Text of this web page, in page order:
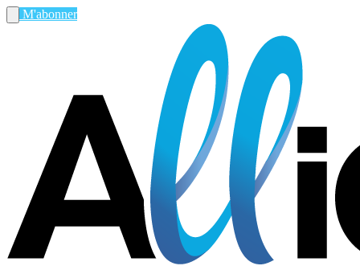
M'abonner